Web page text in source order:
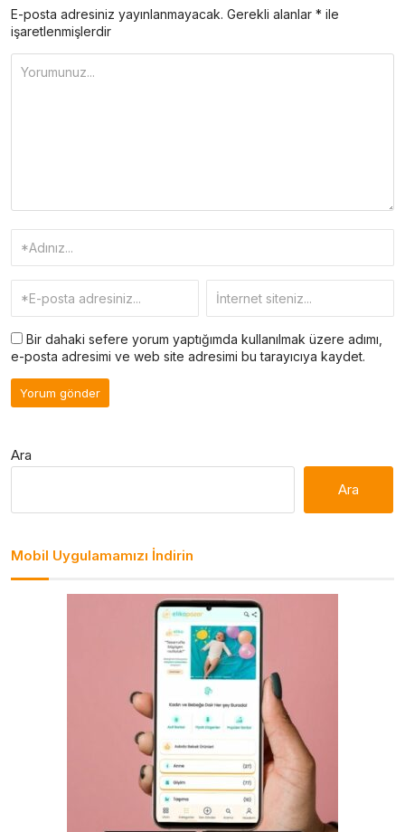
E-posta adresiniz yayınlanmayacak. Gerekli alanlar * ile
işaretlenmişlerdir
Bir dahaki sefere yorum yaptığımda kullanılmak üzere adımı,
e-posta adresimi ve web site adresimi bu tarayıcıya kaydet.
Ara
Ara
Mobil Uygulamamızı İndirin